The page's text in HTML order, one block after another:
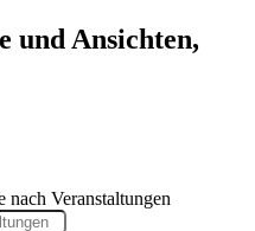
und Ansichten,
nach Veranstaltungen